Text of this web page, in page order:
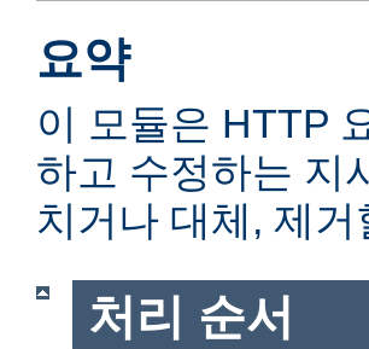
요약
이 모듈은 HTTP
하고 수정하는 지
치거나 대체, 제
처리 순서